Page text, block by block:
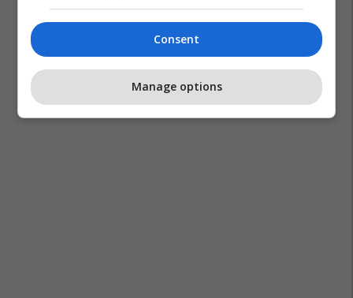
Consent
Manage options